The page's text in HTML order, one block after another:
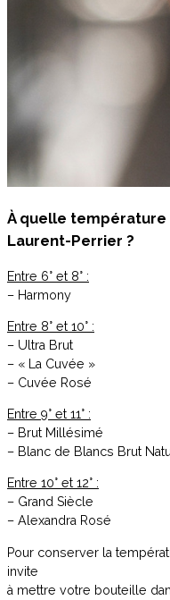
À quelle température
Laurent-Perrier ?
Entre 6° et 8° :
– Harmony
Entre 8° et 10° :
– Ultra Brut
– « La Cuvée »
– Cuvée Rosé
Entre 9° et 11° :
– Brut Millésimé
– Blanc de Blancs Brut
Entre 10° et 12° :
– Grand Siècle
– Alexandra Rosé
Pour conserver la
invite
à mettre votre bouteille